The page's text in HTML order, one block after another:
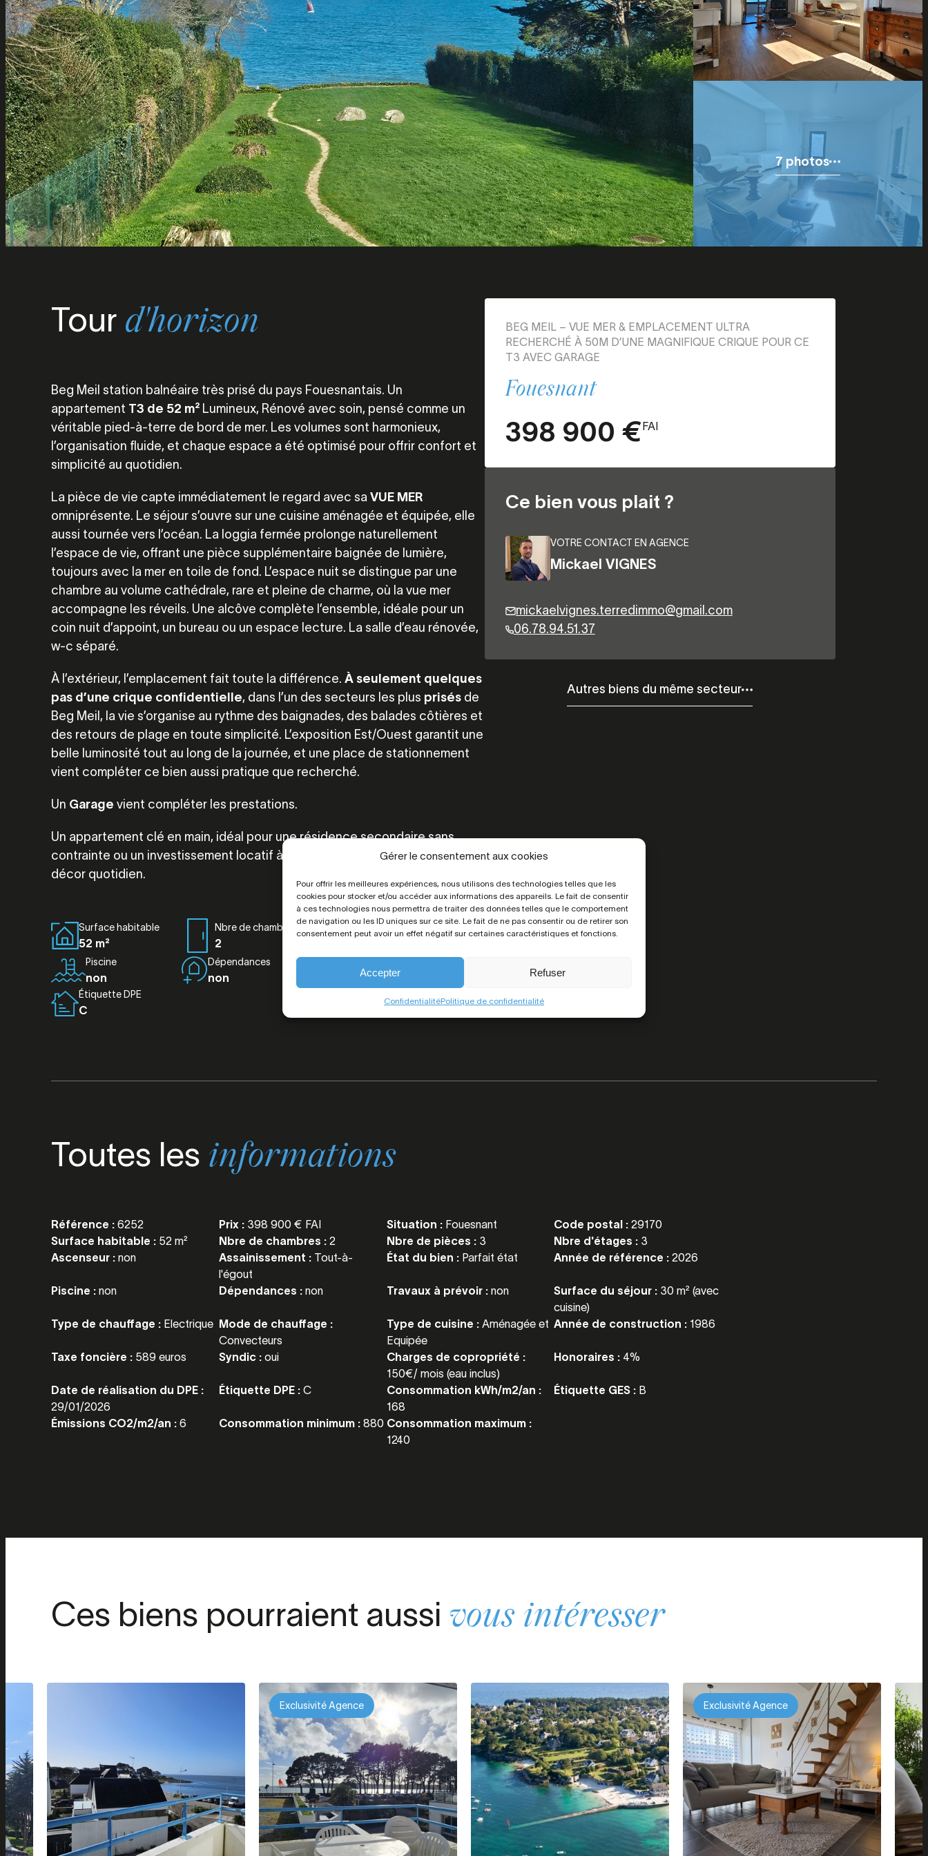
Gérer le consentement aux cookies
Pour offrir les meilleures expériences, nous utilisons des technologies telles que les
cookies pour stocker et/ou accéder aux informations des appareils. Le fait de consentir
à ces technologies nous permettra de traiter des données telles que le comportement
de navigation ou les ID uniques sur ce site. Le fait de ne pas consentir ou de retirer son
consentement peut avoir un effet négatif sur certaines caractéristiques et fonctions.
Accepter Refuser
ConfidentialitéPolitique de confidentialité
7 photos
Tour d'horizon
Beg Meil station balnéaire très prisé du pays Fouesnantais. Un
appartement T3 de 52 m² Lumineux, Rénové avec soin, pensé comme un
véritable pied-à-terre de bord de mer. Les volumes sont harmonieux,
l’organisation fluide, et chaque espace a été optimisé pour offrir confort et
simplicité au quotidien.
La pièce de vie capte immédiatement le regard avec saVUE MER
omniprésente. Le séjour s’ouvre sur une cuisine aménagée et équipée, elle
aussi tournée vers l’océan. La loggia fermée prolonge naturellement
l’espace de vie, offrant une pièce supplémentaire baignée de lumière,
toujours avec la mer en toile de fond. L’espace nuit se distingue par une
chambre au volume cathédrale, rare et pleine de charme, où la vue mer
accompagne les réveils. Une alcôve complète l’ensemble, idéale pour un
coin nuit d’appoint, un bureau ou un espace lecture. La salle d’eau rénovée,
w-c séparé.
À l’extérieur, l’emplacement fait toute la différence.À seulement quelques
pas d’une crique confidentielle, dans l’un des secteurs les plus prisés de
Beg Meil, la vie s’organise au rythme des baignades, des balades côtières et
des retours de plage en toute simplicité. L’exposition Est/Ouest garantit une
belle luminosité tout au long de la journée, et une place de stationnement
vient compléter ce bien aussi pratique que recherché.
Un Garage vient compléter les prestations.
Un appartement clé en main, idéal pour une résidence secondaire sans
contrainte ou un investissement locatif à fort potentiel, où la mer devient un
décor quotidien.
Surface habitable
52 m²
Nbre de chambres
2
Nbre de pièces
Piscine
non
Dépendances
non
Étiquette DPE
C
BEG MEIL – VUE MER & EMPLACEMENT ULTRA
RECHERCHÉ À 50M D’UNE MAGNIFIQUE CRIQUE POUR CE
T3 AVEC GARAGE
Fouesnant
398 900 €FAI
Ce bien vous plait ?
VOTRE CONTACT EN AGENCE
Mickael VIGNES
mickaelvignes.terredimmo@gmail.com
06.78.94.51.37
Autres biens du même secteur
Toutes les informations
Référence :6252 Prix : 398 900 € FAI Situation : Fouesnant Code postal :29170
Surface habitable : 52 m² Nbre de chambres : 2 Nbre de pièces : 3 Nbre d'étages : 3
Ascenseur :non Assainissement : Tout-à-
l'égout
État du bien : Parfait état Année de référence :2026
Piscine :non Dépendances : non Travaux à prévoir : non Surface du séjour : 30 m² (avec
cuisine)
Type de chauffage : Electrique Mode de chauffage :
Convecteurs
Type de cuisine : Aménagée et
Equipée
Année de construction : 1986
Taxe foncière : 589 euros Syndic : oui
Charges de copropriété :
150€/ mois (eau inclus)
Honoraires : 4%
Date de réalisation du DPE :
29/01/2026
Étiquette DPE : C
Consommation kWh/m2/an :
168
Étiquette GES : B
Émissions CO2/m2/an :6 Consommation minimum : 880 Consommation maximum :
1240
Ces biens pourraient aussi vous intéresser
Exclusivité Agence Exclusivité Agence